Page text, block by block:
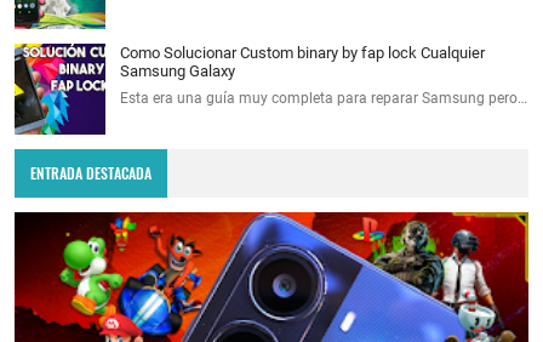
Como Solucionar Custom binary by fap lock Cualquier
Samsung Galaxy
Esta era una guía muy completa para reparar Samsung pero…
ENTRADA DESTACADA